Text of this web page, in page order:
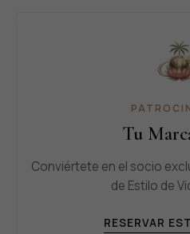
Tu
Conviértete en el socio
de Estilo de
RESERVAR